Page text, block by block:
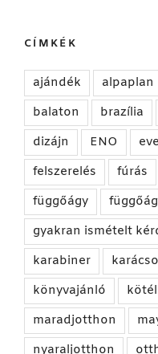
CÍMKÉK
ajándék alpaplan
balaton
brazília
dizájn
ENO
felszerelés
fúrás
függőágy
gyakran ismételt
karabiner
könyvajánló
kötél
maradjotthon
nyaraljotthon